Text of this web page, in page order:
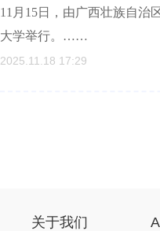
11月15日，由广西壮族自治
大学举行。……
2025.11.18 17:29
关于我们